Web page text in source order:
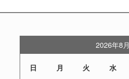
2026年8月
日 月 火 水